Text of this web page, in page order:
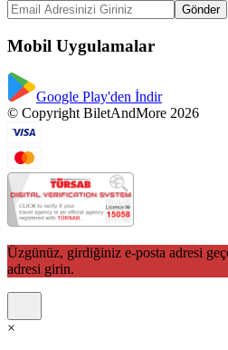
Gönder
Mobil Uygulamalar
Google Play'den İndir
© Copyright BiletAndMore 2026
Üzgünüz, girdiğiniz e-posta adresi
adresi girin.
×